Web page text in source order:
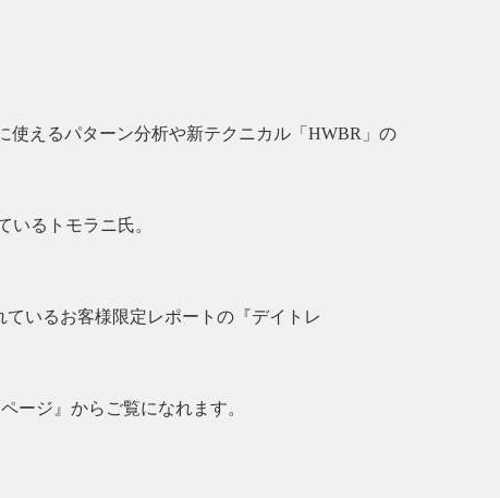
使えるパターン分析や新テクニカル「HWBR」の
るトモラニ氏。
いるお客様限定レポートの『デイトレ
ージ』からご覧になれます。